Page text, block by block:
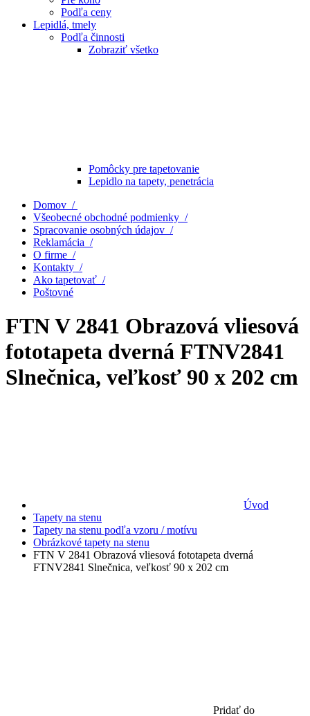
Podľa ceny
Lepidlá, tmely
Podľa činnosti
Zobraziť všetko
Pomôcky pre tapetovanie
Lepidlo na tapety, penetrácia
Domov /
Všeobecné obchodné podmienky /
Spracovanie osobných údajov /
Reklamácia /
O firme /
Kontakty /
Ako tapetovať /
Poštovné
FTN V 2841 Obrazová vliesová
fototapeta dverná FTNV2841
Slnečnica, veľkosť 90 x 202 cm
Úvod
Tapety na stenu
Tapety na stenu podľa vzoru / motívu
Obrázkové tapety na stenu
FTN V 2841 Obrazová vliesová fototapeta dverná
FTNV2841 Slnečnica, veľkosť 90 x 202 cm
Pridať do